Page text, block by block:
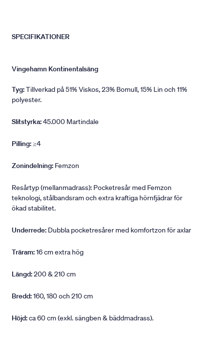
SPECIFIKATIONER
Vingehamn Kontinentalsäng
Tyg:Tillverkad på 51% Viskos, 23% Bomull, 15% Lin och 11%
polyester.
Slitstyrka:45.000 Martindale
Pilling:≥4
Zonindelning: Femzon
Resårtyp (mellanmadrass): Pocketresår med Femzon
teknologi, stålbandsram och extra kraftiga hörnfjädrar för
ökad stabilitet.
Underrede: Dubbla pocketresårer med komfortzon för axlar
Träram:16 cm extra hög
Längd:200 & 210 cm
Bredd:160, 180 och 210 cm
Höjd:ca 60 cm (exkl. sängben & bäddmadrass).